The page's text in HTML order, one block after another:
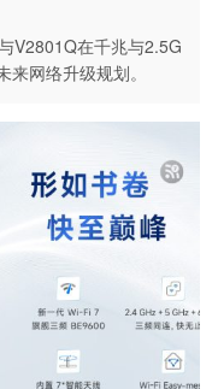
V2801Q在千兆与2.5G
网络升级规划。